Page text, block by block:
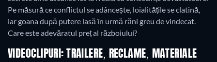
Pe măsură ce conflictul se adâncește, loialitățile se clatină,
iar goana după putere lasă în urmă răni greu de vindecat.
Care este adevăratul preț al războiului?
VIDEOCLIPURI: TRAILERE, RECLAME, MATERIALE